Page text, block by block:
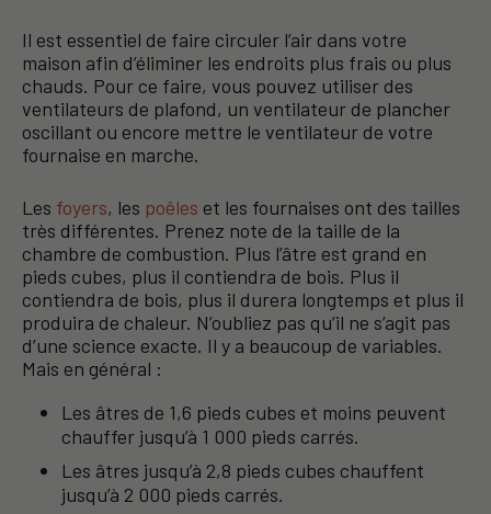
Il est essentiel de faire circuler l’air dans votre
maison afin d’éliminer les endroits plus frais ou plus
chauds. Pour ce faire, vous pouvez utiliser des
ventilateurs de plafond, un ventilateur de plancher
oscillant ou encore mettre le ventilateur de votre
fournaise en marche.
Les foyers, les poêles et les fournaises ont des tailles
très différentes. Prenez note de la taille de la
chambre de combustion. Plus l’âtre est grand en
pieds cubes, plus il contiendra de bois. Plus il
contiendra de bois, plus il durera longtemps et plus il
produira de chaleur. N’oubliez pas qu’il ne s’agit pas
d’une science exacte. Il y a beaucoup de variables.
Mais en général :
Les âtres de 1,6 pieds cubes et moins peuvent
chauffer jusqu’à 1 000 pieds carrés.
Les âtres jusqu’à 2,8 pieds cubes chauffent
jusqu’à 2 000 pieds carrés.